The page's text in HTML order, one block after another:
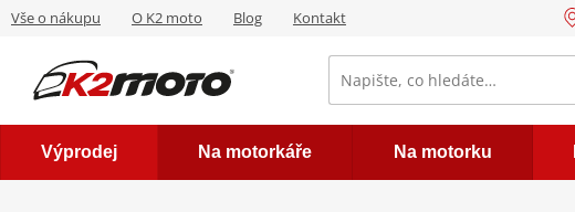
Vše o nákupu O K2 moto Blog Kontakt
Výprodej Na motorkáře Na motorku